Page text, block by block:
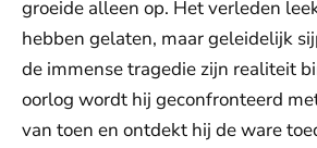
groeide alleen op. Het verleden
hebben gelaten, maar geleidelijk
de immense tragedie zijn realiteit
oorlog wordt hij geconfronteerd
van toen en ontdekt hij de ware